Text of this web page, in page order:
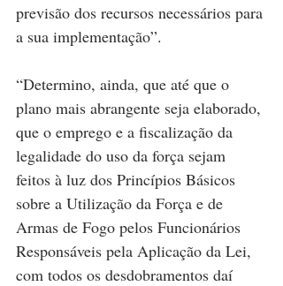
previsão dos recursos necessários para
a sua implementação”.
“Determino, ainda, que até que o
plano mais abrangente seja elaborado,
que o emprego e a fiscalização da
legalidade do uso da força sejam
feitos à luz dos Princípios Básicos
sobre a Utilização da Força e de
Armas de Fogo pelos Funcionários
Responsáveis pela Aplicação da Lei,
com todos os desdobramentos daí